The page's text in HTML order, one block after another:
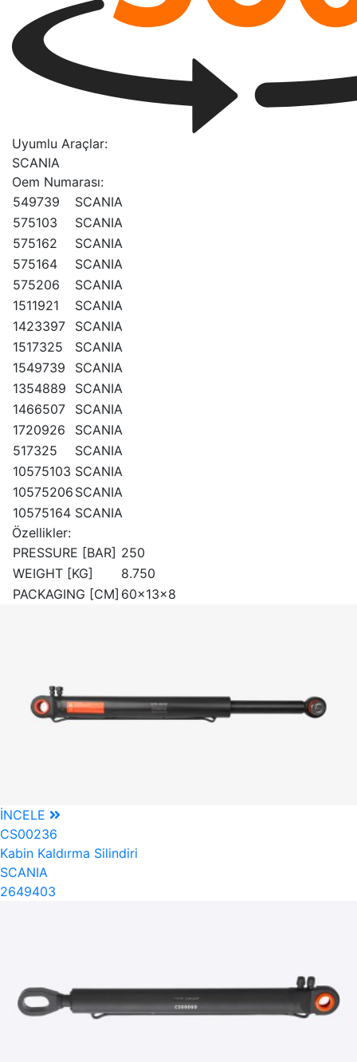
Uyumlu Araçlar:
SCANIA
Oem Numarası:
549739
SCANIA
575103
SCANIA
575162
SCANIA
575164
SCANIA
575206
SCANIA
1511921
SCANIA
1423397
SCANIA
1517325
SCANIA
1549739
SCANIA
1354889
SCANIA
1466507
SCANIA
1720926
SCANIA
517325
SCANIA
10575103 SCANIA
10575206 SCANIA
10575164 SCANIA
Özellikler:
PRESSURE [BAR] 250
WEIGHT [KG]
8.750
PACKAGING [CM] 60x13x8
İNCELE
CS00236
Kabin Kaldırma Silindiri
SCANIA
2649403